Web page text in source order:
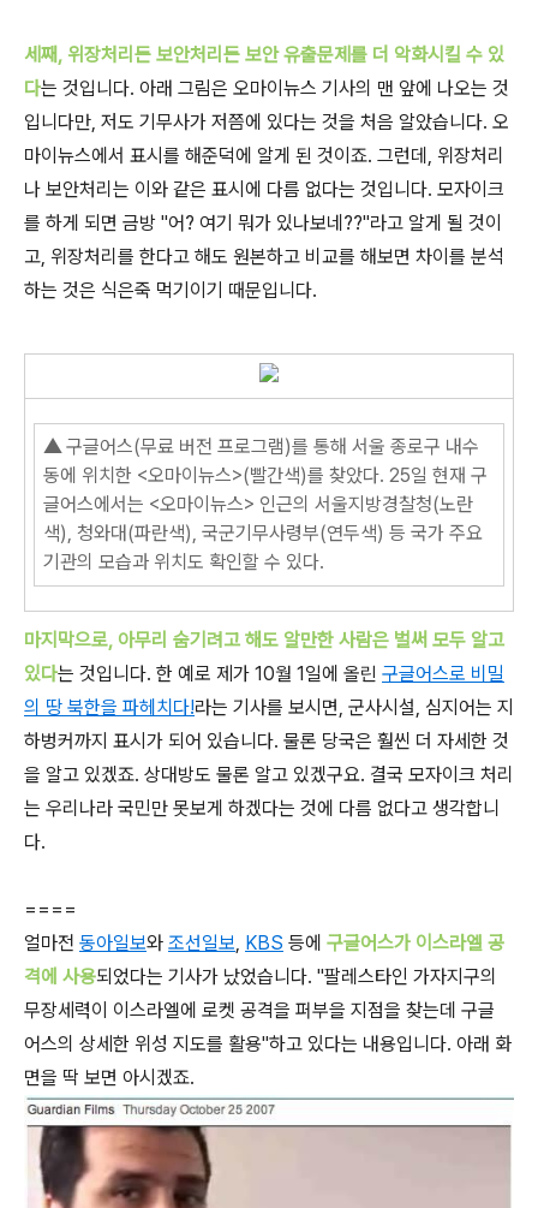
세째, 위장처리든 보안처리든 보안 유출문제를 더 악화시킬 수 있
다는 것입니다. 아래 그림은 오마이뉴스 기사의 맨 앞에 나오는 것
입니다만, 저도 기무사가 저쯤에 있다는 것을 처음 알았습니다. 오
마이뉴스에서 표시를 해준덕에 알게 된 것이죠. 그런데, 위장처리
나 보안처리는 이와 같은 표시에 다름 없다는 것입니다. 모자이크
를 하게 되면 금방 "어? 여기 뭐가 있나보네??"라고 알게 될 것이
고, 위장처리를 한다고 해도 원본하고 비교를 해보면 차이를 분석
하는 것은 식은죽 먹기이기 때문입니다.
▲구글어스(무료 버전 프로그램)를 통해 서울 종로구 내수
동에 위치한 <오마이뉴스>(빨간색)를 찾았다. 25일 현재 구
글어스에서는 <오마이뉴스> 인근의 서울지방경찰청(노란
색), 청와대(파란색), 국군기무사령부(연두색) 등 국가 주요
기관의 모습과 위치도 확인할 수 있다.
마지막으로, 아무리 숨기려고 해도 알만한 사람은 벌써 모두 알고
있다는 것입니다. 한 예로 제가 10월 1일에 올린 구글어스로 비밀
의 땅 북한을 파헤치다!라는 기사를 보시면, 군사시설, 심지어는 지
하벙커까지 표시가 되어 있습니다. 물론 당국은 훨씬 더 자세한 것
을 알고 있겠죠. 상대방도 물론 알고 있겠구요. 결국 모자이크 처리
는 우리나라 국민만 못보게 하겠다는 것에 다름 없다고 생각합니
다.
====
얼마전 동아일보와 조선일보, KBS 등에 구글어스가 이스라엘 공
격에 사용되었다는 기사가 났었습니다. "팔레스타인 가자지구의
무장세력이 이스라엘에 로켓 공격을 퍼부을 지점을 찾는데 구글
어스의 상세한 위성 지도를 활용"하고 있다는 내용입니다. 아래 화
면을 딱 보면 아시겠죠.